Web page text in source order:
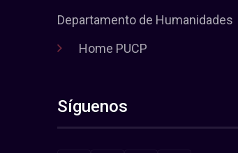
Departamento de Humanidades
Home PUCP
Síguenos